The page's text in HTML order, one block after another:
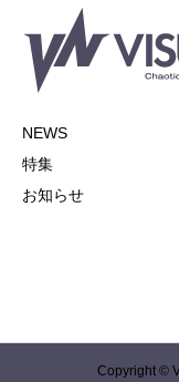
NEWS
特集
お知らせ
Copyright ©